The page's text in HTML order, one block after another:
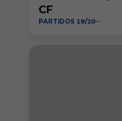
CF
PARTIDOS 19/20